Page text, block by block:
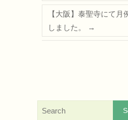
【大阪】泰聖寺にて月
しました。
→
Search